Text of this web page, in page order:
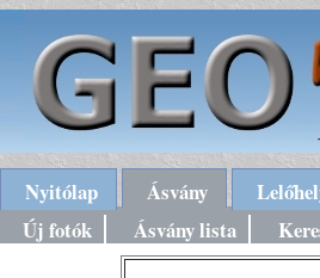
Nyitólap Ásvány
Új fotók
Ásvány lista